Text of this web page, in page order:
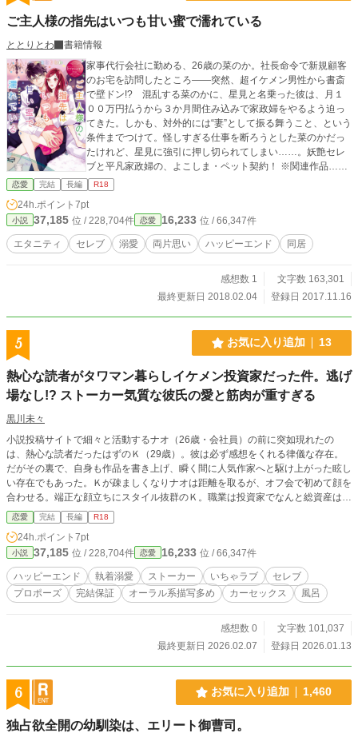
ご主人様の指先はいつも甘い蜜で濡れている
ととりとわ
書籍情報
家事代行会社に勤める、26歳の菜のか。社長命令で新規顧客
のお宅を訪問したところ――突然、超イケメン男性から書斎
で壁ドン!? 混乱する菜のかに、星見と名乗った彼は、月１
００万円払うから３か月間住み込みで家政婦をやるよう迫っ
てきた。しかも、対外的には“妻”として振る舞うこと、という
条件までつけて。怪しすぎる仕事を断ろうとした菜のかだっ
たけれど、星見に強引に押し切られてしまい……。妖艶セレ
ブと平凡家政婦の、よこしま・ペット契約！ ※関連作品……
「完璧秘書の密かな執愛」鷹山スピンオフhttps://www.alphap
olis.co.jp/novel/307138515/878163491
恋愛 完結 長編 R18
24h.ポイント 7pt
小説 37,185 位 / 228,704件 恋愛 16,233 位 / 66,347件
エタニティ セレブ 溺愛 両片思い ハッピーエンド 同居
感想数 1
文字数 163,301
最終更新日 2018.02.04
登録日 2017.11.16
5 お気に入り追加 13
熱心な読者がタワマン暮らしイケメン投資家だった件。逃げ
場なし!? ストーカー気質な彼氏の愛と筋肉が重すぎる
黒川未々
小説投稿サイトで細々と活動するナオ（26歳・会社員）の前に突如現れたの
は、熱心な読者だったはずのＫ（29歳）。彼は必ず感想をくれる律儀な存在。
だがその裏で、自身も作品を書き上げ、瞬く間に人気作家へと駆け上がった眩し
い存在でもあった。Ｋが疎ましくなりナオは距離を取るが、オフ会で初めて顔を
合わせる。端正な顔立ちにスタイル抜群のＫ。職業は投資家でなんと総資産は百
億。理想の王子様のような彼だが、ナオの行動をこと細かに追い、SNSの裏ア
カウントまで突き止めていた。無視しても、逃げても、追いかけてくる!? ※性
描写を含むエピソードは、タイトルに「*」を付与しています。 ※株取引など投
資に関する部分は詳しくないため、フィクションであることを前提に見守って頂
けますと幸いです。 ※ムーンライトノベルズにも掲載しています。 【登場人
物】 ●ナオ…26才。OL。身長158cm。Ｋが苦手。良く言えば情に厚く、悪く言
えばチョロい。ツンデレで、Mっ気がある。 ●Ｋ…29歳。身長185 cm。ナオの
恋愛 完結 長編 R18
24h.ポイント 7pt
小説 37,185 位 / 228,704件 恋愛 16,233 位 / 66,347件
ハッピーエンド 執着溺愛 ストーカー いちゃラブ
セレブ
プロポーズ
完結保証 オーラル系描写多め カーセックス 風呂
感想数 0
文字数 101,037
最終更新日 2026.02.07
登録日 2026.01.13
6 お気に入り追加 1,460
独占欲全開の幼馴染は、エリート御曹司。